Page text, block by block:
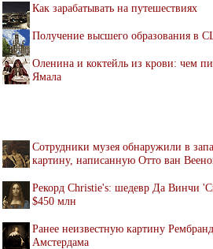
Как зарабатывать на путешествиях
Получение высшего образования в
Оленина и коктейль из крови: чем
Ямала
Cотрудники музея обнаружили в
картину, написанную Отто ван
Рекорд Christie's: шедевр Да Винчи
$450 млн
Ранее неизвестную картину
Амстердама